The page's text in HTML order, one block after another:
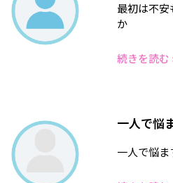
最初は不
か
続きを読む
一人で悩
一人で悩